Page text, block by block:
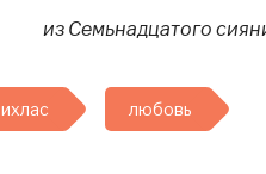
из Семьнадцатого
ихлас любовь